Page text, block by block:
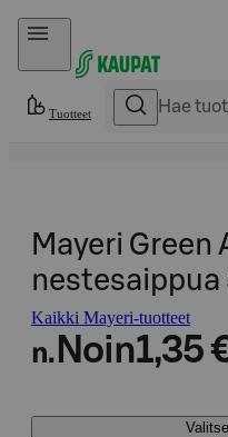
Hyppää sisältöön
Tuotteet
Mayeri Green
nestesaippua
Kaikki Mayeri-tuotteet
n. Noin1,35